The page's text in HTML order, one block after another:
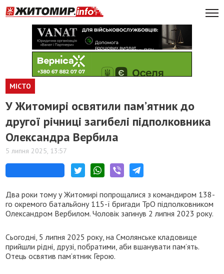
МІСТО
У Житомирі освятили памʼятник до
другої річниці загибелі підполковника
Олександра Вербила
5 липня 2025, 13:57
Два роки тому у Житомирі попрощалися з командиром 138-
го окремого батальйону 115-ї бригади ТрО підполковником
Олександром Вербилом. Чоловік загинув 2 липня 2023 року.
Сьогодні, 5 липня 2025 року, на Смолянське кладовище
прийшли рідні, друзі, побратими, аби вшанувати памʼять.
Отець освятив памʼятник Герою.